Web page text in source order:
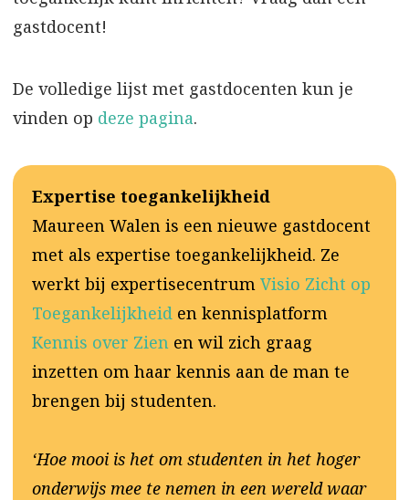
gastdocent!
De volledige lijst met gastdocenten kun je
vinden op deze pagina.
Expertise toegankelijkheid
Maureen Walen is een nieuwe gastdocent
met als expertise toegankelijkheid. Ze
werkt bij expertisecentrum Visio Zicht op
Toegankelijkheid en kennisplatform
Kennis over Zien en wil zich graag
inzetten om haar kennis aan de man te
brengen bij studenten.
‘Hoe mooi is het om studenten in het hoger
onderwijs mee te nemen in een wereld waar